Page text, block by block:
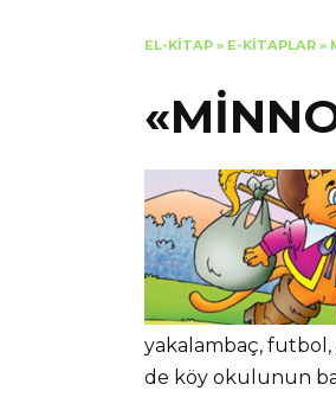
EL-KITAP » E-KITAPLAR »
yakalambaç,
de köy okulunun